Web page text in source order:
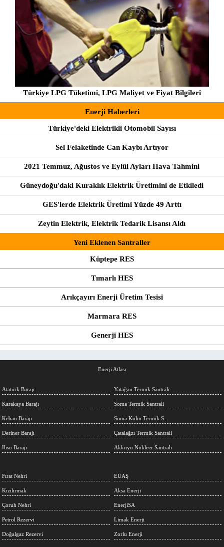
Türkiye LPG Tüketimi, LPG Maliyet ve Fiyat Bilgileri
Enerji Haberleri
Türkiye'deki Elektrikli Otomobil Sayısı
Sel Felaketinde Can Kaybı Artıyor
2021 Temmuz, Ağustos ve Eylül Ayları Hava Tahmini
Güneydoğu'daki Kuraklık Elektrik Üretimini de Etkiledi
GES'lerde Elektrik Üretimi Yüzde 49 Arttı
Zeytin Elektrik, Elektrik Tedarik Lisansı Aldı
Yeni Eklenen Santraller
Küptepe RES
Tımarlı HES
Arıkçayırı Enerji Üretim Tesisi
Marmara RES
Generji HES
Enerji Atlası
Atatürk Barajı
Karakaya Barajı
Keban Barajı
Deriner Barajı
Ilısu Barajı
Yatağan Termik Santrali
Soma Termik Santrali
Soma Kolin Termik S.
Çatalağzı Termik Santrali
Akkuyu Nükleer Santrali
Fırat Nehri
Kızılırmak
Çoruh Nehri
Petrol Rezervi
Doğalgaz Rezervi
EÜAŞ
Aksa Enerji
EnerjiSA
Limak Enerji
Zorlu Enerji